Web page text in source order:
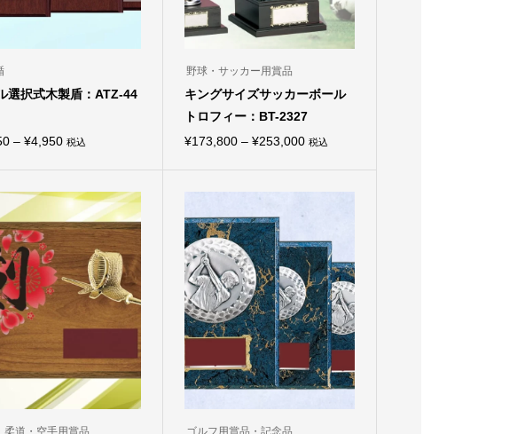
選択式木製盾：ATZ-44
– ¥4,950価
¥3,850
–
¥4,950
税込
野球・サッカー用賞品
キングサイズサッカーボール
トロフィー：BT-2327
¥173,800 – ¥253,000価
¥253,000
税込
の
品
は
複
数
の
バ
リ
エ
ー
シ
ン
が
り
ま